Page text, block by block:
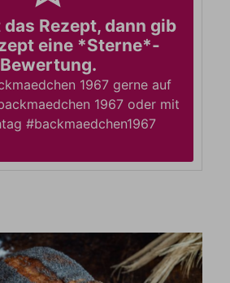
Rezept, dann gib
eine *Sterne*-
Bewertung.
1967 gerne auf
1967 oder mit
#backmaedchen1967